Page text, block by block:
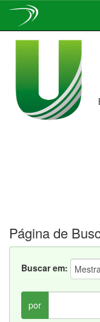
Página de
Buscar em:
por